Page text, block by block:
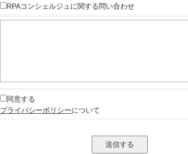
RPAコンシェルジュに関する問い合わせ
同意する
プライバシーポリシーについて